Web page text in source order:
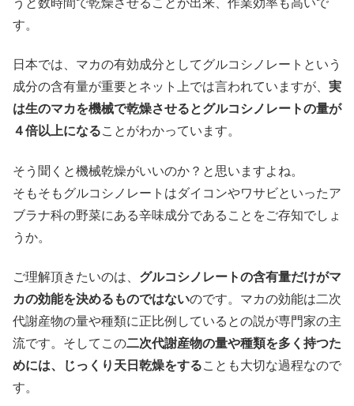
す。
日本では、マカの有効成分としてグルコシノレートという
成分の含有量が重要とネット上では言われていますが、 実
は生のマカを機械で乾燥させるとグルコシノレートの量が
４倍以上になることがわかっています。
そう聞くと機械乾燥がいいのか？と思いますよね。
そもそもグルコシノレートはダイコンやワサビといったア
ブラナ科の野菜にある辛味成分であることをご存知でしょ
うか。
ご理解頂きたいのは、 グルコシノレートの含有量だけがマ
カの効能を決めるものではないのです。マカの効能は二次
代謝産物の量や種類に正比例しているとの説が専門家の主
流です。そしてこの二次代謝産物の量や種類を多く持つた
めには、じっくり天日乾燥をすることも大切な過程なので
す。